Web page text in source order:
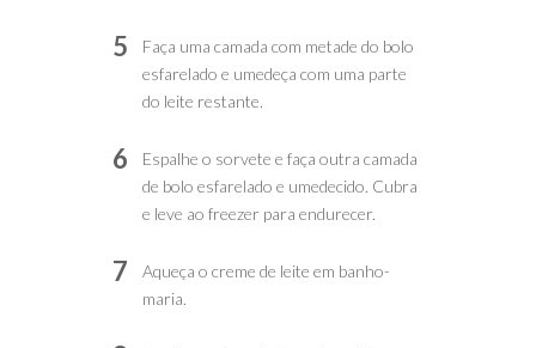
5
Faça uma camada com metade do bolo
esfarelado e umedeça com uma parte
do leite restante.
6
Espalhe o sorvete e faça outra camada
de bolo esfarelado e umedecido. Cubra
e leve ao freezer para endurecer.
7
Aqueça o creme de leite em banho-
maria.